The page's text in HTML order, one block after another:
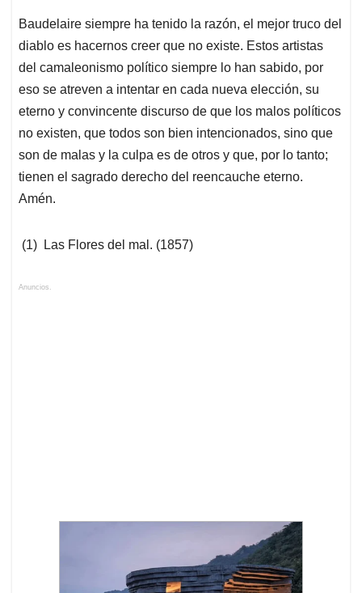
Baudelaire siempre ha tenido la razón, el mejor truco del
diablo es hacernos creer que no existe. Estos artistas
del camaleonismo político siempre lo han sabido, por
eso se atreven a intentar en cada nueva elección, su
eterno y convincente discurso de que los malos políticos
no existen, que todos son bien intencionados, sino que
son de malas y la culpa es de otros y que, por lo tanto;
tienen el sagrado derecho del reencauche eterno.
Amén.
(1) Las Flores del mal. (1857)
Anuncios.